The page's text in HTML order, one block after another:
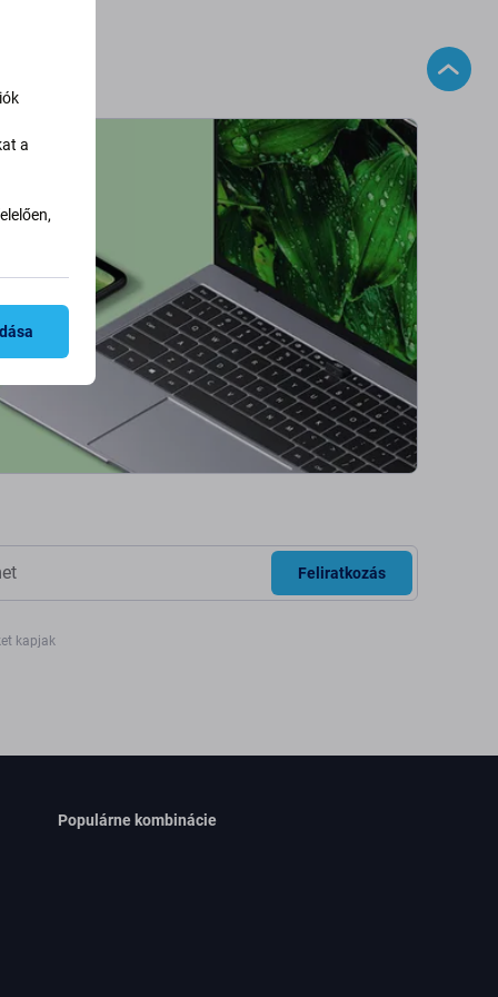
Feliratkozás
kapjak
Populárne kombinácie
a